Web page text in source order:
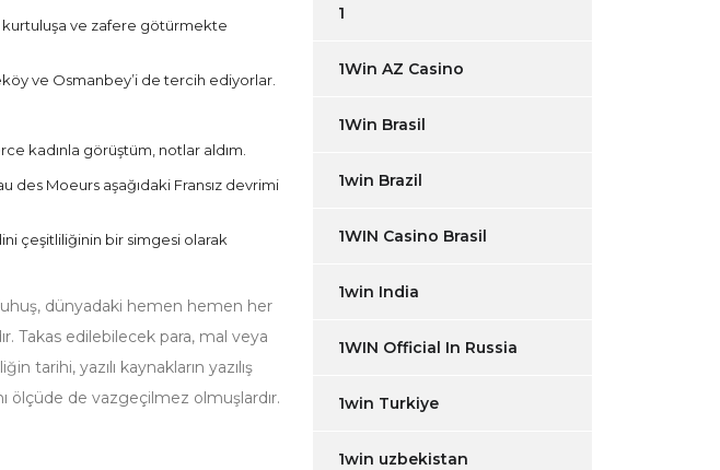
kurtuluşa ve zafere götürmekte
ve Osmanbey’i de tercih ediyorlar.
kadınla görüştüm, notlar aldım.
des Moeurs aşağıdaki Fransız devrimi
çeşitliliğinin bir simgesi olarak
dünyadaki hemen hemen her
Takas edilebilecek para, mal veya
tarihi, yazılı kaynakların yazılış
ölçüde de vazgeçilmez olmuşlardır.
1
1Win AZ Casino
1Win Brasil
1win Brazil
1WIN Casino Brasil
1win India
1WIN Official In Russia
1win Turkiye
1win uzbekistan